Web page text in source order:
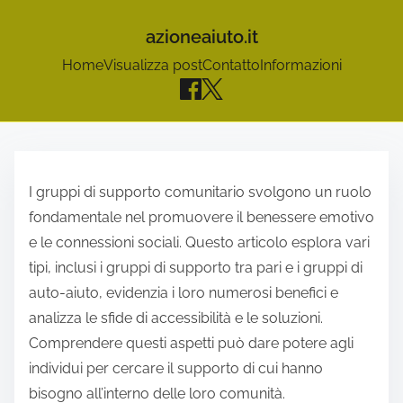
azioneaiuto.it
HomeVisualizza postContattoInformazioni
I gruppi di supporto comunitario svolgono un ruolo
fondamentale nel promuovere il benessere emotivo
e le connessioni sociali. Questo articolo esplora vari
tipi, inclusi i gruppi di supporto tra pari e i gruppi di
auto-aiuto, evidenzia i loro numerosi benefici e
analizza le sfide di accessibilità e le soluzioni.
Comprendere questi aspetti può dare potere agli
individui per cercare il supporto di cui hanno
bisogno all’interno delle loro comunità.